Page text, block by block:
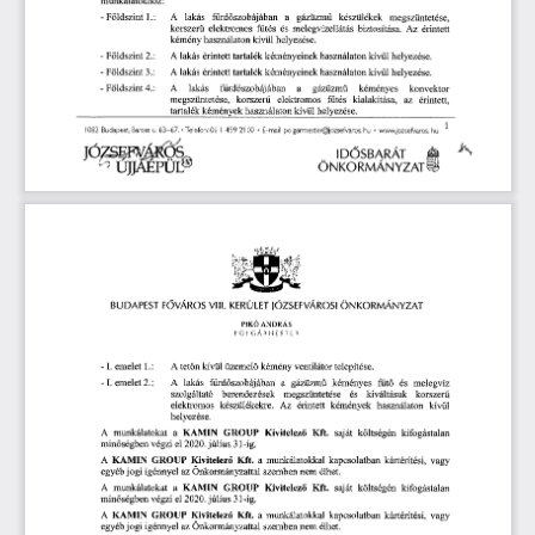
Földszint 1.: A lakás fürdőszobájában a gázüzmű készülékek
megszüntetése,
korszerű elektromos fűtés és melegvízellátás biztosítása. Az érintett
kémény használaton kívül helyezése.
- Földszint 2.: A lakás érintett tartalék kéményeinek használaton kívül helyezése.
Földszint 3.: A lakás érintett tartalék kéményeinek használaton kívül helyezése.
Földszint 4.: A lakás fíirdőszobájában a gázüzmű kéményes
konvektor
megszüntetése,
korszerű elektromos fűtés kialakítása, az érintett,
tartalék kémények használaton kívül helyezése.
1082 Budapest Baross u. 63-67. • Telefon: 06 1 459 2100 • E-mail: polgarmester©jozsefvaros. hu • www.jozsefvaros. hu 1
Kveres
s„ IDŐ SBARÁT
ÖNKORMÁNYZAT
BUDAPEST FŐ VÁROS VIII. KERÜLET JÓZSEFVÁROSI ÖNKORMÁNYZAT
PIK() ANDRÁS
POIGAR
E s f, R
I. emelet 1.: A tetőn kívül üzemelő kémény ventilátor telepítése.
I. emelet 2.: A lakás fürdőszobájában a gáztizmű kéményes fűtő és melegvíz
szolgáltató
berendezések megszüntetése és kiváltásuk korszerű
elektromos készülékekre. Az érintett kémények használaton kívül
helyezése.
A
munkálatokat a KAMIN GROUP Kivitelező Kft. saját költségén kifogástalan
minőségben végzi el 2020. július 31-ig.
A KAMIN GROUP Kivitelező Kft. a munkálatokkal kapcsolatban kártérítési, vagy
egyéb jogi igénnyel az Önkormányzattal szemben nem élhet.
A
munkálatokat a KAMIN GROUP Kivitelező Kft. saját költségén kifogástalan
minőségben végzi el 2020. július 31-ig.
A KAMIN GROUP Kivitelező Kft. a munkálatokkal kapcsolatban kártérítési,
vagy
egyéb jogi igénnyel az Önkormányzattal szemben nem élhet.